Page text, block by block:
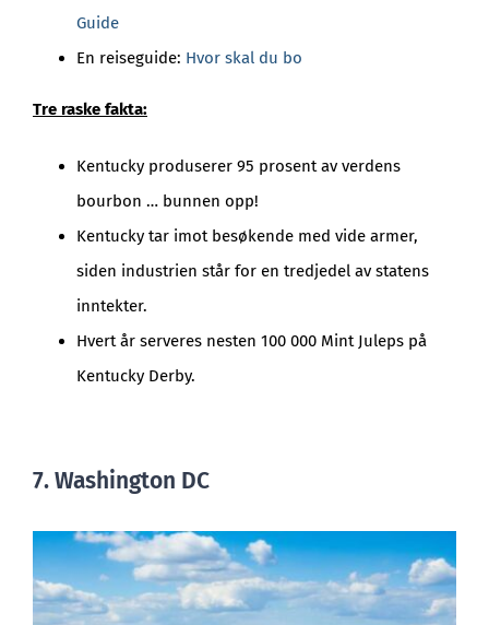
Guide
En reiseguide: Hvor skal du bo
Tre raske fakta:
Kentucky produserer 95 prosent av verdens
bourbon … bunnen opp!
Kentucky tar imot besøkende med vide armer,
siden industrien står for en tredjedel av statens
inntekter.
Hvert år serveres nesten 100 000 Mint Juleps på
Kentucky Derby.
7. Washington DC